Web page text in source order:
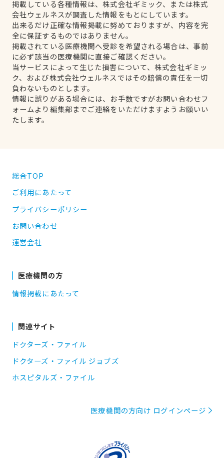
掲載している各種情報は、株式会社ギミック、または株式
会社ウェルネスが調査した情報をもとにしています。
出来るだけ正確な情報掲載に努めておりますが、内容を完
全に保証するものではありません。
掲載されている医療機関へ受診を希望される場合は、事前
に必ず該当の医療機関に直接ご確認ください。
当サービスによって生じた損害について、株式会社ギミッ
ク、および株式会社ウェルネスではその賠償の責任を一切
負わないものとします。
情報に誤りがある場合には、お手数ですがお問い合わせフ
ォームより編集部までご連絡をいただけますようお願いい
たします。
総合TOP
ご利用にあたって
プライバシーポリシー
お問い合わせ
運営会社
医療機関の方
情報掲載にあたって
関連サイト
ドクターズ・ファイル
ドクターズ・ファイル ジョブズ
ホスピタルズ・ファイル
医療機関の方向け ログインページ